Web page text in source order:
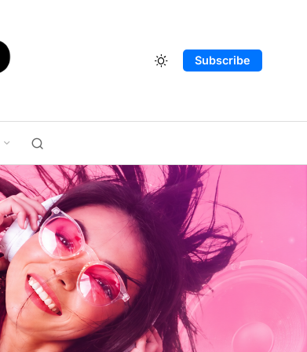
Subscribe